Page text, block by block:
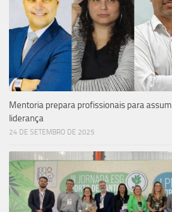
Mentoria prepara profissionais para
liderança
24 DE SETEMBRO DE 2025